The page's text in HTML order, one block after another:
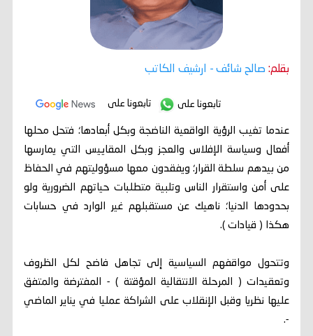
بقلم: صالح شائف - ارشيف الكاتب
تابعونا على تابعونا على
عندما تغيب الرؤية الواقعية الناضجة وبكل أبعادها؛ فتحل محلها
أفعال وسياسة الإفلاس والعجز وبكل المقاييس التي يمارسها
من بيدهم سلطة القرار؛ ويفقدون معها مسؤوليتهم في الحفاظ
على أمن واستقرار الناس وتلبية متطلبات حياتهم الضرورية ولو
بحدودها الدنيا؛ ناهيك عن مستقبلهم غير الوارد في حسابات
هكذا ( قيادات ).
وتتحول مواقفهم السياسية إلى تجاهل فاضح لكل الظروف
وتعقيدات ( المرحلة الانتقالية المؤقتة ) - المفترضة والمتفق
عليها نظريا وقبل الإنقلاب على الشراكة عمليا في يناير الماضي
-.